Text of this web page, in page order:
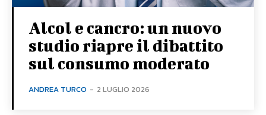
Alcol e cancro: un nuovo
studio riapre il dibattito
sul consumo moderato
ANDREA TURCO - 2 LUGLIO 2026